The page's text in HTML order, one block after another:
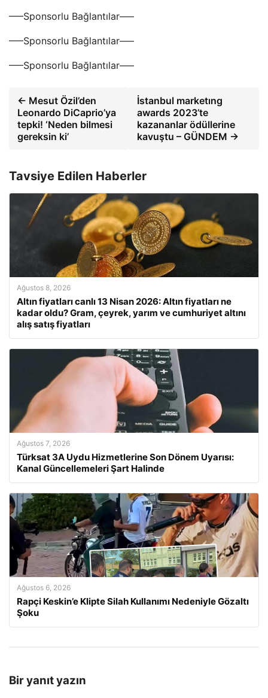
—–Sponsorlu Bağlantılar—–
—–Sponsorlu Bağlantılar—–
—–Sponsorlu Bağlantılar—–
← Mesut Özil’den
Leonardo DiCaprio’ya
tepki! ‘Neden bilmesi
gereksin ki’
İstanbul marketıng
awards 2023’te
kazananlar ödüllerine
kavuştu – GÜNDEM →
Tavsiye Edilen Haberler
Ağustos 8, 2026
Altın fiyatları canlı 13 Nisan 2026: Altın fiyatları ne
kadar oldu? Gram, çeyrek, yarım ve cumhuriyet altını
alış satış fiyatları
Ağustos 7, 2026
Türksat 3A Uydu Hizmetlerine Son Dönem Uyarısı:
Kanal Güncellemeleri Şart Halinde
Ağustos 6, 2026
Rapçi Keskin’e Klipte Silah Kullanımı Nedeniyle Gözaltı
Şoku
Bir yanıt yazın